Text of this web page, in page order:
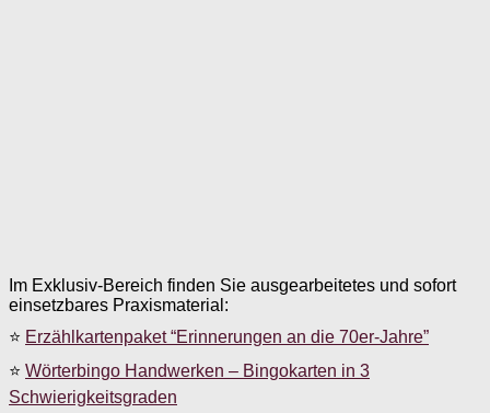
Im Exklusiv-Bereich finden Sie ausgearbeitetes und sofort
einsetzbares Praxismaterial:
⭐ Erzählkartenpaket “Erinnerungen an die 70er-Jahre”
⭐ Wörterbingo Handwerken – Bingokarten in 3
Schwierigkeitsgraden